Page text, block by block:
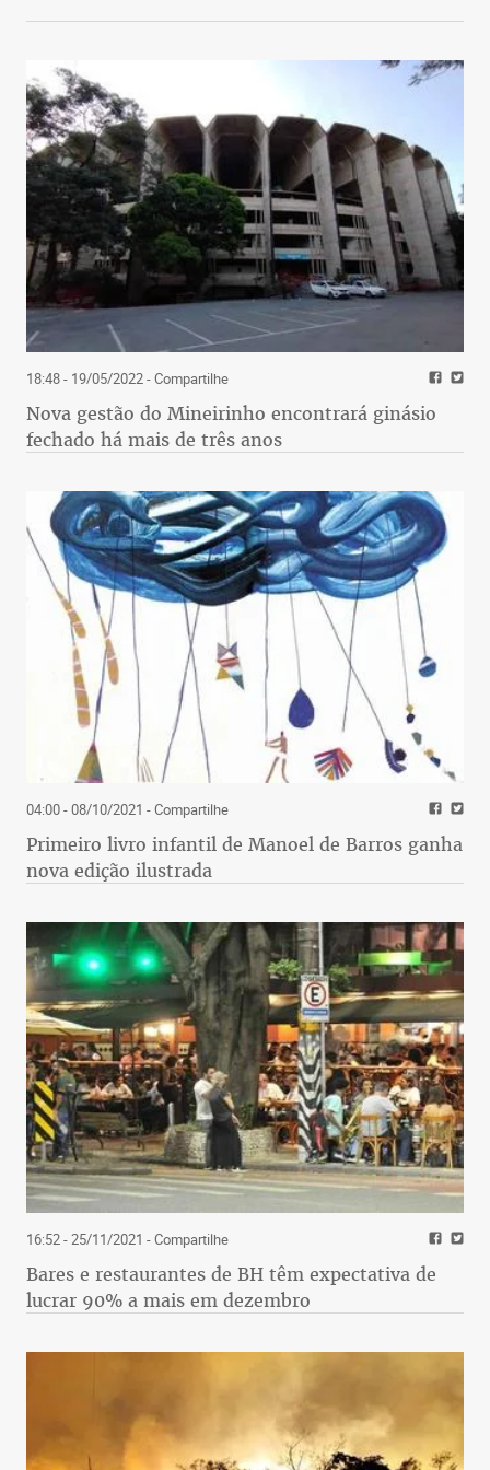
18:48 - 19/05/2022- Compartilhe
Nova gestão do Mineirinho encontrará ginásio
fechado há mais de três anos
04:00 - 08/10/2021 - Compartilhe
Primeiro livro infantil de Manoel de Barros ganha
nova edição ilustrada
16:52 - 25/11/2021 - Compartilhe
Bares e restaurantes de BH têm expectativa de
lucrar 90% a mais em dezembro